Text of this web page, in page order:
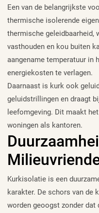
Een van de belangrijkste
thermische isolerende
thermische geleidbaarheid,
vasthouden en kou buiten
aangename temperatuur in
energiekosten te verlagen.
Daarnaast is kurk ook
geluidstrillingen en draagt
leefomgeving. Dit maakt
woningen als kantoren.
Kurkisolatie is een
karakter. De schors van de
worden geoogst zonder